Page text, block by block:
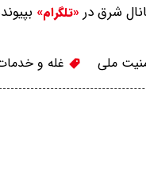
شرق در «تلگرام»
ملی غله و